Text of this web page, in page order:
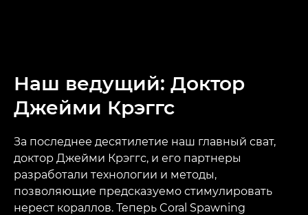
Наш ведущий: Доктор
Джейми Крэггс
За последнее десятилетие наш главный сват,
доктор Джейми Крэггс, и его партнеры
разработали технологии и методы,
позволяющие предсказуемо стимулировать
нерест кораллов. Теперь Coral Spawning